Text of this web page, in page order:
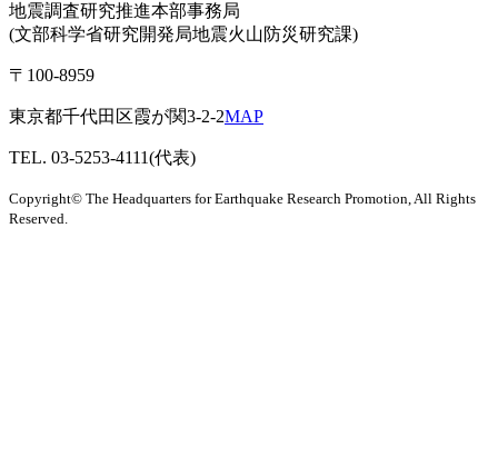
地震調査研究推進本部事務局
(文部科学省研究開発局地震火山防災研究課)
〒100-8959
東京都千代田区霞が関3-2-2MAP
TEL. 03-5253-4111(代表)
Copyright© The Headquarters for Earthquake Research Promotion, All Rights
Reserved.